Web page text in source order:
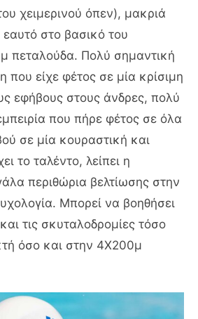
χειμερινού όπεν), μακριά
στο βασικό του
πεταλούδα. Πολύ σημαντική
που είχε φέτος σε μία κρίσιμη
εφήβους στους άνδρες, πολύ
που πήρε φέτος σε όλα
σε μία κουραστική και
το ταλέντο, λείπει η
περιθώρια βελτίωσης στην
Μπορεί να βοηθήσει
τις σκυταλοδρομίες τόσο
όσο και στην 4Χ200μ